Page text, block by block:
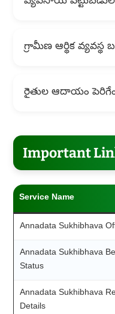
గ్రామీణ ఆర్థిక
రైతుల ఆదాయం
Important
Service Name
Annadata Sukhibhava
Annadata Sukhibhava
Status
Annadata Sukhibhava
Details